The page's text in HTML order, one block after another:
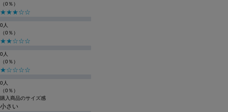
（0％）
★★★☆☆
0人
（0％）
★★☆☆☆
0人
（0％）
★☆☆☆☆
0人
（0％）
購入商品のサイズ感
小さい